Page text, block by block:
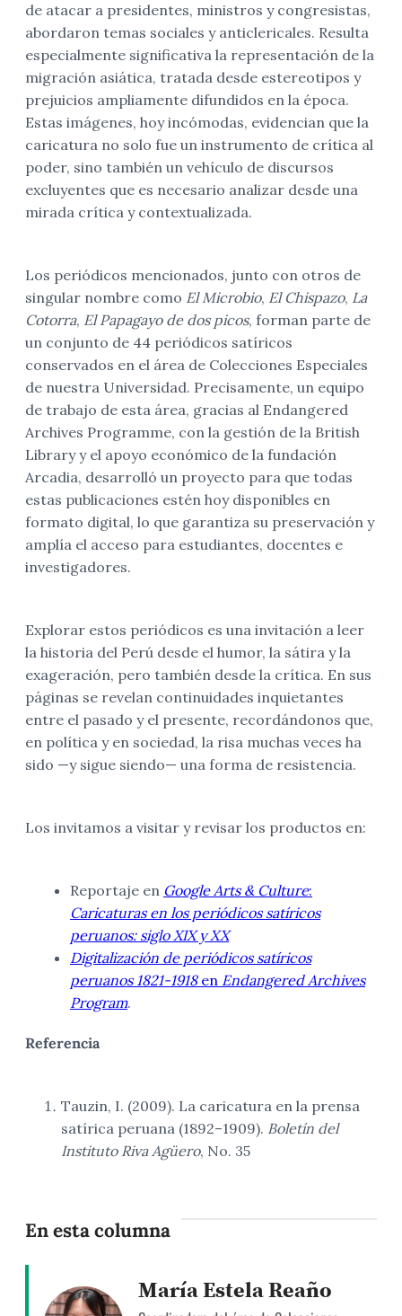
de atacar a presidentes, ministros y congresistas,
abordaron temas sociales y anticlericales. Resulta
especialmente significativa la representación de la
migración asiática, tratada desde estereotipos y
prejuicios ampliamente difundidos en la época.
Estas imágenes, hoy incómodas, evidencian que la
caricatura no solo fue un instrumento de crítica al
poder, sino también un vehículo de discursos
excluyentes que es necesario analizar desde una
mirada crítica y contextualizada.
Los periódicos mencionados, junto con otros de
singular nombre como El Microbio, El Chispazo, La
Cotorra, El Papagayo de dos picos, forman parte de
un conjunto de 44 periódicos satíricos
conservados en el área de Colecciones Especiales
de nuestra Universidad. Precisamente, un equipo
de trabajo de esta área, gracias al Endangered
Archives Programme, con la gestión de la British
Library y el apoyo económico de la fundación
Arcadia, desarrolló un proyecto para que todas
estas publicaciones estén hoy disponibles en
formato digital, lo que garantiza su preservación y
amplía el acceso para estudiantes, docentes e
investigadores.
Explorar estos periódicos es una invitación a leer
la historia del Perú desde el humor, la sátira y la
exageración, pero también desde la crítica. En sus
páginas se revelan continuidades inquietantes
entre el pasado y el presente, recordándonos que,
en política y en sociedad, la risa muchas veces ha
sido —y sigue siendo— una forma de resistencia.
Los invitamos a visitar y revisar los productos en:
Reportaje en Google Arts & Culture:
Caricaturas en los periódicos satíricos
peruanos: siglo XIX y XX
Digitalización de periódicos satíricos
peruanos 1821-1918en Endangered Archives
Program.
Referencia
Tauzin, I. (2009). La caricatura en la prensa
satírica peruana (1892–1909). Boletín del
Instituto Riva Agüero, No. 35
En esta columna
María Estela Reaño